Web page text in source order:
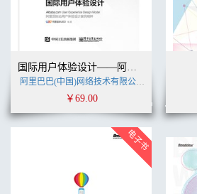
国际用户体验设计——阿里巴巴国际站UED案例精粹
阿里巴巴(中国)网络技术有限公司
￥69.00